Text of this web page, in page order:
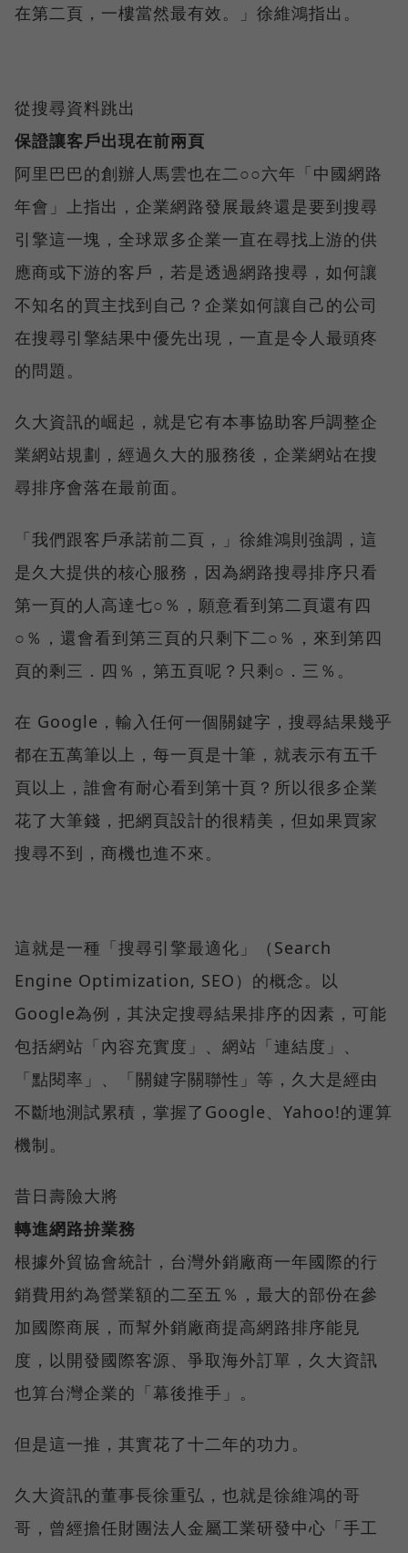
在第二頁，一樓當然最有效。」徐維鴻指出。
從搜尋資料跳出
保證讓客戶出現在前兩頁
阿里巴巴的創辦人馬雲也在二○○六年「中國網路
年會」上指出，企業網路發展最終還是要到搜尋
引擎這一塊，全球眾多企業一直在尋找上游的供
應商或下游的客戶，若是透過網路搜尋，如何讓
不知名的買主找到自己？企業如何讓自己的公司
在搜尋引擎結果中優先出現，一直是令人最頭疼
的問題。
久大資訊的崛起，就是它有本事協助客戶調整企
業網站規劃，經過久大的服務後，企業網站在搜
尋排序會落在最前面。
「我們跟客戶承諾前二頁，」徐維鴻則強調，這
是久大提供的核心服務，因為網路搜尋排序只看
第一頁的人高達七○％，願意看到第二頁還有四
○％，還會看到第三頁的只剩下二○％，來到第四
頁的剩三．四％，第五頁呢？只剩○．三％。
在 Google，輸入任何一個關鍵字，搜尋結果幾乎
都在五萬筆以上，每一頁是十筆，就表示有五千
頁以上，誰會有耐心看到第十頁？所以很多企業
花了大筆錢，把網頁設計的很精美，但如果買家
搜尋不到，商機也進不來。
這就是一種「搜尋引擎最適化」（Search
Engine Optimization, SEO）的概念。以
Google為例，其決定搜尋結果排序的因素，可能
包括網站「內容充實度」、網站「連結度」、
「點閱率」、「關鍵字關聯性」等，久大是經由
不斷地測試累積，掌握了Google、Yahoo!的運算
機制。
昔日壽險大將
轉進網路拚業務
根據外貿協會統計，台灣外銷廠商一年國際的行
銷費用約為營業額的二至五％，最大的部份在參
加國際商展，而幫外銷廠商提高網路排序能見
度，以開發國際客源、爭取海外訂單，久大資訊
也算台灣企業的「幕後推手」。
但是這一推，其實花了十二年的功力。
久大資訊的董事長徐重弘，也就是徐維鴻的哥
哥，曾經擔任財團法人金屬工業研發中心「手工